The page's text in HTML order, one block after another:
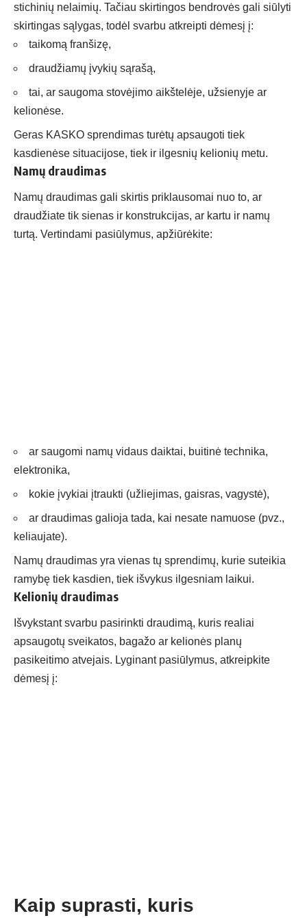
stichinių nelaimių. Tačiau skirtingos bendrovės gali siūlyti
skirtingas sąlygas, todėl svarbu atkreipti dėmesį į:
taikomą franšizę,
draudžiamų įvykių sąrašą,
tai, ar saugoma stovėjimo aikštelėje, užsienyje ar
kelionėse.
Geras KASKO sprendimas turėtų apsaugoti tiek
kasdienėse situacijose, tiek ir ilgesnių kelionių metu.
Namų draudimas
Namų draudimas gali skirtis priklausomai nuo to, ar
draudžiate tik sienas ir konstrukcijas, ar kartu ir namų
turtą. Vertindami pasiūlymus, apžiūrėkite:
ar saugomi namų vidaus daiktai, buitinė technika,
elektronika,
kokie įvykiai įtraukti (užliejimas, gaisras, vagystė),
ar draudimas galioja tada, kai nesate namuose (pvz.,
keliaujate).
Namų draudimas yra vienas tų sprendimų, kurie suteikia
ramybę tiek kasdien, tiek išvykus ilgesniam laikui.
Kelionių draudimas
Išvykstant svarbu pasirinkti draudimą, kuris realiai
apsaugotų sveikatos, bagažo ar kelionės planų
pasikeitimo atvejais. Lyginant pasiūlymus, atkreipkite
dėmesį į:
Kaip suprasti, kuris